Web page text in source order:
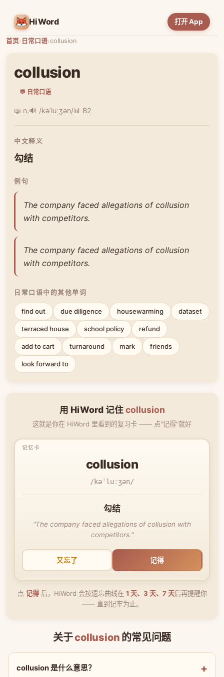
HiWord 打开 App
首页› 日常口语›collusion
collusion
💬 日常口语
📖 n.🔊 /kəˈluːʒən/📊 B2
中文释义
勾结
例句
The company faced allegations of collusion
with competitors.
The company faced allegations of collusion
with competitors.
日常口语中的其他单词
find out due diligence housewarming dataset
terraced house school policy refund
add to cart turnaround mark friends
look forward to
用 HiWord 记住collusion
这就是你在 HiWord 里看到的复习卡 —— 点"记得"就好
collusion
/kəˈluːʒən/
勾结
"The company faced allegations of collusion with
competitors."
又忘了 记得
点 记得后，HiWord 会按遗忘曲线在 1 天、3 天、7 天后再提醒你
—— 直到记牢为止。
关于collusion 的常见问题
collusion 是什么意思？